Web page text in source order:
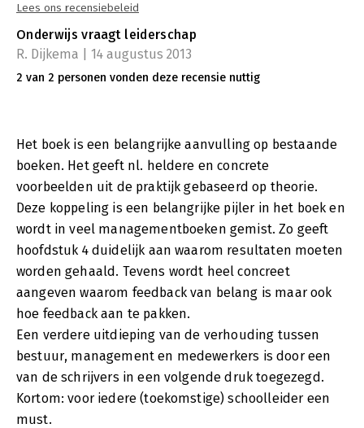
invulling in genoemde praktijkvoorbeelden en een scan die
leiders (op groeps- en schoolniveau) kunnen gebruiken om
inzicht te krijgen in de breedte van de verankering van de acht
aspecten in hun leiderschapsstijl.'
Uit: Direct, april 2012, Martin de Kock
Lees ons recensiebeleid
Onderwijs vraagt leiderschap
R. Dijkema | 14 augustus 2013
2 van 2 personen vonden deze recensie nuttig
Het boek is een belangrijke aanvulling op bestaande
boeken. Het geeft nl. heldere en concrete
voorbeelden uit de praktijk gebaseerd op theorie.
Deze koppeling is een belangrijke pijler in het boek en
wordt in veel managementboeken gemist. Zo geeft
hoofdstuk 4 duidelijk aan waarom resultaten moeten
worden gehaald. Tevens wordt heel concreet
aangeven waarom feedback van belang is maar ook
hoe feedback aan te pakken.
Een verdere uitdieping van de verhouding tussen
bestuur, management en medewerkers is door een
van de schrijvers in een volgende druk toegezegd.
Kortom: voor iedere (toekomstige) schoolleider een
must.